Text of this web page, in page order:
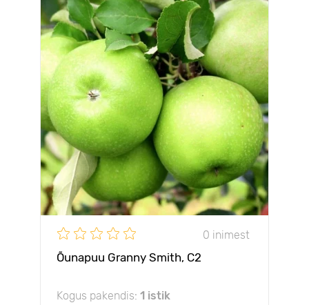
0 inimest
Õunapuu Granny Smith, С2
Kogus pakendis: 1 istik